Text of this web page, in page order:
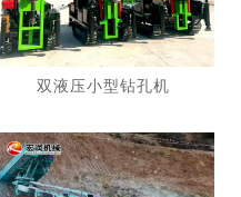
双液压小型钻孔机